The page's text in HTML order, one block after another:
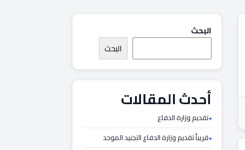
البحث
البحث
أحدث المقالات
تقديم وزارة الدفاع
قريباً تقديم وزارة الدفاع التجنيد الموحد